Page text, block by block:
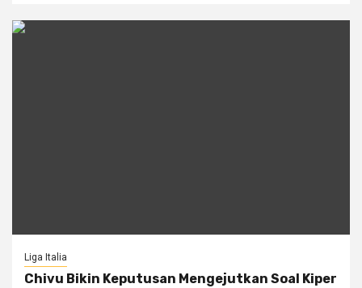
Liga Italia
Chivu Bikin Keputusan Mengejutkan Soal Kiper